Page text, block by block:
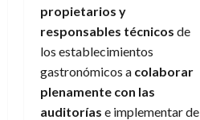
propietarios y
responsables técnicos de
los establecimientos
gastronómicos a colaborar
plenamente con las
auditorías e implementar de